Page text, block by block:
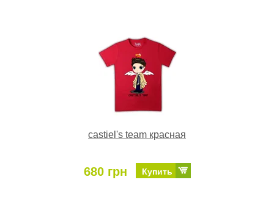
castiel's team красная
680 грн Купить